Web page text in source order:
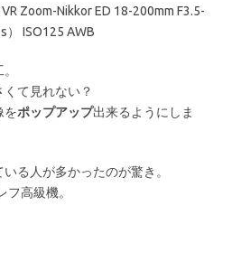
VR Zoom-Nikkor ED 18-200mm F3.5-
） ISO125 AWB
て見れない？
をポップアップ出来るようにしま
る人が多かったのが驚き。
フ高級機。